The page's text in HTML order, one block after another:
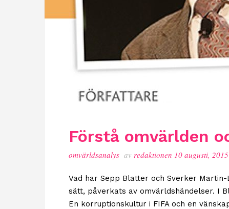
Förstå omvärlden
omvärldsanalys av redaktionen 10 augusti, 2015
Vad har Sepp Blatter och Sverker
sätt, påverkats av omvärldshändelser. I
En korruptionskultur i FIFA och en